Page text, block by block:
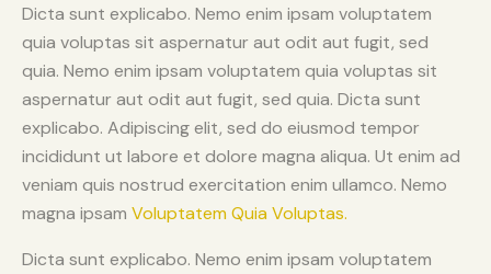
Dicta sunt explicabo. Nemo enim ipsam voluptatem
quia voluptas sit aspernatur aut odit aut fugit, sed
quia. Nemo enim ipsam voluptatem quia voluptas sit
aspernatur aut odit aut fugit, sed quia. Dicta sunt
explicabo. Adipiscing elit, sed do eiusmod tempor
incididunt ut labore et dolore magna aliqua. Ut enim ad
veniam quis nostrud exercitation enim ullamco. Nemo
magna ipsam Voluptatem Quia Voluptas.
Dicta sunt explicabo. Nemo enim ipsam voluptatem